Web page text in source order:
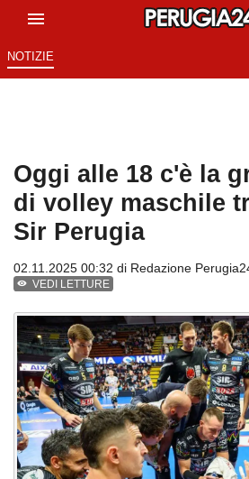
NOTIZIE
Oggi alle 18 c'è la
di volley maschile
Sir Perugia
02.11.2025 00:32 di Redazione
VEDI LETTURE